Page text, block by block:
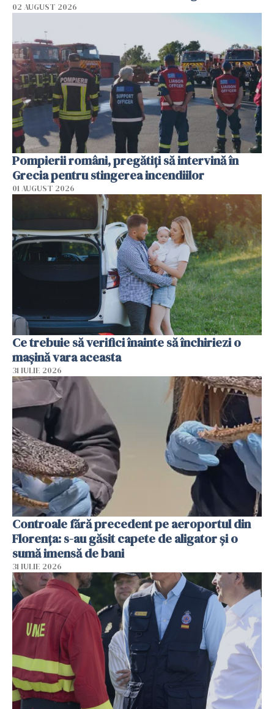
02 AUGUST 2026
Pompierii români, pregătiţi să intervină în
Grecia pentru stingerea incendiilor
01 AUGUST 2026
Ce trebuie să verifici înainte să închiriezi o
mașină vara aceasta
31 IULIE 2026
Controale fără precedent pe aeroportul din
Florența: s-au găsit capete de aligator și o
sumă imensă de bani
31 IULIE 2026